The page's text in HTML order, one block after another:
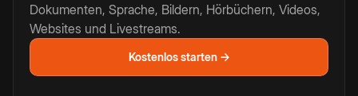
Dokumenten, Sprache, Bildern, Hörbüchern, Videos,
Websites und Livestreams.
Kostenlos starten →